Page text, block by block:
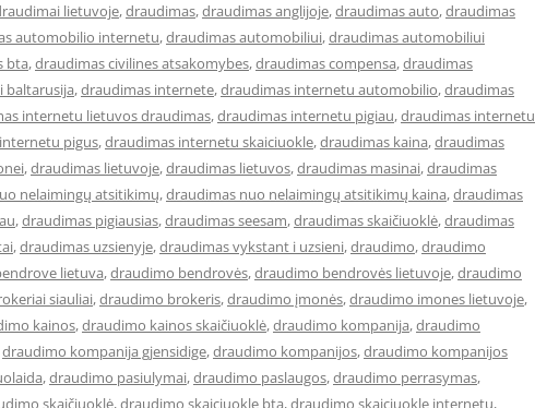
lietuvoje,draudimas,draudimas anglijoje,draudimas auto,draudimas
automobilio internetu,draudimas automobiliui,draudimas automobiliui
bta,draudimas civilines atsakomybes,draudimas compensa,draudimas
baltarusija,draudimas internete,draudimas internetu automobilio,draudimas
internetu lietuvos draudimas,draudimas internetu pigiau,draudimas internetu
pigus,draudimas internetu skaiciuokle,draudimas kaina,draudimas
,draudimas lietuvoje,draudimas lietuvos,draudimas masinai,draudimas
nelaimingų atsitikimų,draudimas nuo nelaimingų atsitikimų kaina,draudimas
,draudimas pigiausias,draudimas seesam,draudimas skaičiuoklė,draudimas
,draudimas uzsienyje,draudimas vykstant i uzsieni,draudimo,draudimo
lietuva,draudimo bendrovės,draudimo bendrovės lietuvoje,draudimo
siauliai,draudimo brokeris,draudimo įmonės,draudimo imones lietuvoje,
kainos,draudimo kainos skaičiuoklė,draudimo kompanija,draudimo
draudimo kompanija gjensidige,draudimo kompanijos,draudimo kompanijos
,draudimo pasiulymai,draudimo paslaugos,draudimo perrasymas,
skaičiuoklė,draudimo skaiciuokle bta,draudimo skaiciuokle internetu,